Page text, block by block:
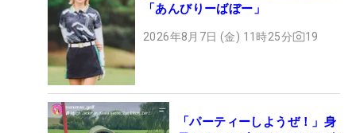
「あんびりーばぼー」
2026年8月7日 (金) 11時25分 19
「パーティーしようぜ！」身